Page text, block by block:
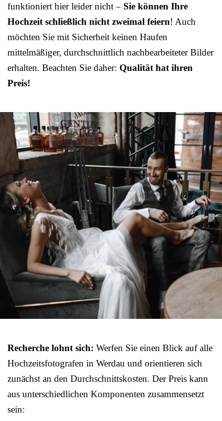
funktioniert hier leider nicht – Sie können Ihre
Hochzeit schließlich nicht zweimal feiern! Auch
möchten Sie mit Sicherheit keinen Haufen
mittelmäßiger, durchschnittlich nachbearbeiteter Bilder
erhalten. Beachten Sie daher: Qualität hat ihren
Preis!
Recherche lohnt sich: Werfen Sie einen Blick auf alle
Hochzeitsfotografen in Werdau und orientieren sich
zunächst an den Durchschnittskosten. Der Preis kann
aus unterschiedlichen Komponenten zusammensetzt
sein: